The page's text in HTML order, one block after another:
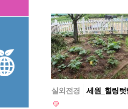
실외전경 세원_힐링텃